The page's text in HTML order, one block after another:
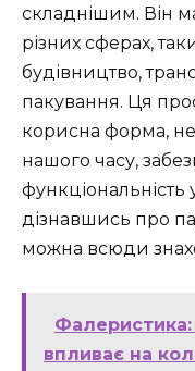
складнішим. Він
різних сферах,
будівництво,
пакування. Ця
корисна форма,
нашого часу,
дізнавшись про
можна всюди
впливає на